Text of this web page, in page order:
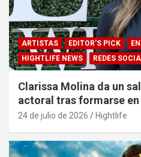
ARTISTAS EDITOR'S PICK
HIGHTLIFE NEWS
REDES
Clarissa Molina da un
actoral tras formarse en
24 de julio de 2026 Hightlife